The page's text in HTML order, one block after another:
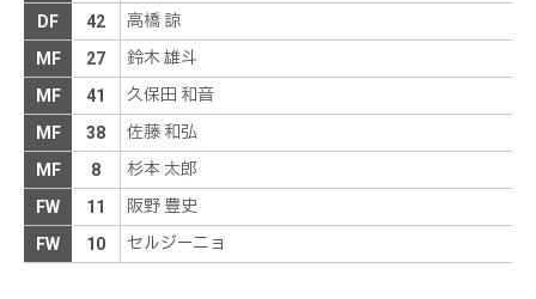
前半26分
エリア手前の中央から右足でシュートを放つ。ＧＫ
にはじかれた後、中島が詰めるも、ＤＦにブロック
されてしまう
前半25分
ディフェンスラインを中心にパスを回し、攻撃の糸
口を探る
前半24分 飲水タイムが終了し、プレーが再開される
前半22分 飲水タイムのため、一時的にプレーが中断
DF 42 高橋 諒
MF 27 鈴木 雄斗
MF 41 久保田 和音
MF 38 佐藤 和弘
MF 8 杉本 太郎
FW 11 阪野 豊史
FW 10 セルジーニョ